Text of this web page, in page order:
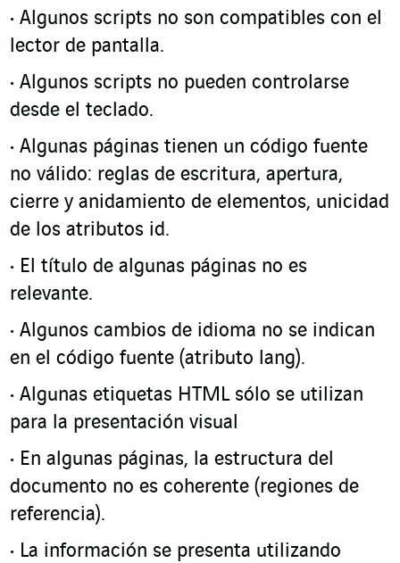
Algunos scripts no son compatibles con el
lector de pantalla.
Algunos scripts no pueden controlarse
desde el teclado.
Algunas páginas tienen un código fuente
no válido: reglas de escritura, apertura,
cierre y anidamiento de elementos, unicidad
de los atributos id.
El título de algunas páginas no es
relevante.
Algunos cambios de idioma no se indican
en el código fuente (atributo lang).
Algunas etiquetas HTML sólo se utilizan
para la presentación visual
En algunas páginas, la estructura del
documento no es coherente (regiones de
referencia).
La información se presenta utilizando